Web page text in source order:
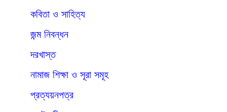
কবিতা ও সাহিত্য
জন্ম নিবন্ধন
দরখাস্ত
নামাজ শিক্ষা ও সূরা সমূহ
প্রত্যয়নপত্র